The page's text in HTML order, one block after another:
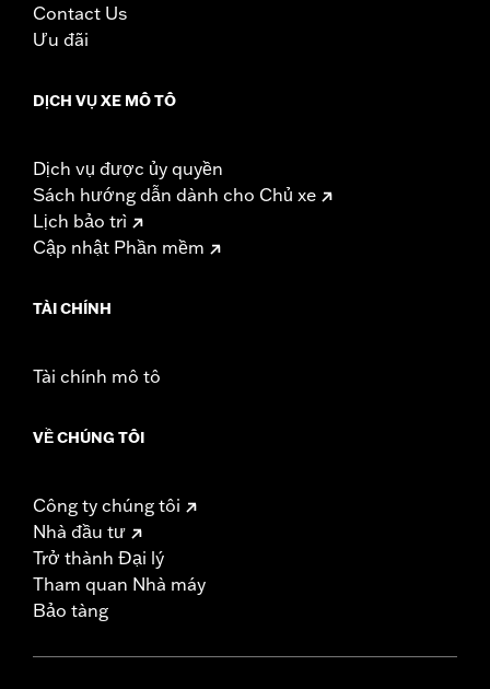
Contact Us
Ưu đãi
DỊCH VỤ XE MÔ TÔ
Dịch vụ được ủy quyền
Sách hướng dẫn dành cho Chủ xe
Lịch bảo trì
Cập nhật Phần mềm
TÀI CHÍNH
Tài chính mô tô
VỀ CHÚNG TÔI
Công ty chúng tôi
Nhà đầu tư
Trở thành Đại lý
Tham quan Nhà máy
Bảo tàng